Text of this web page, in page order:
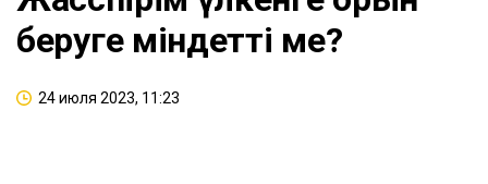
беруге міндетті ме?
24 июля 2023, 11:23